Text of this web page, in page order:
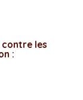
les
: